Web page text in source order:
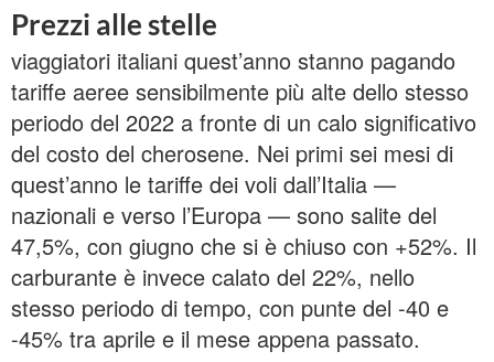
Prezzi alle stelle
viaggiatori italiani quest’anno stanno pagando
tariffe aeree sensibilmente più alte dello stesso
periodo del 2022 a fronte di un calo significativo
del costo del cherosene. Nei primi sei mesi di
quest’anno le tariffe dei voli dall’Italia —
nazionali e verso l’Europa — sono salite del
47,5%, con giugno che si è chiuso con +52%. Il
carburante è invece calato del 22%, nello
stesso periodo di tempo, con punte del -40 e
-45% tra aprile e il mese appena passato.